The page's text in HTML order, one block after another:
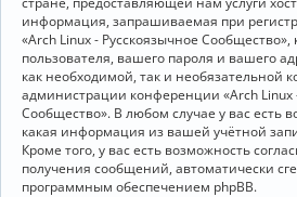
информация, запрашиваемая при
«Arch Linux - Русскоязычное
пользователя, вашего пароля и вашего
как необходимой, так и необязательной
администрации конференции «Arch Linux
Сообщество». В любом случае у вас есть
какая информация из вашей учётной
Кроме того, у вас есть возможность
получения сообщений, автоматически
программным обеспечением phpBB.